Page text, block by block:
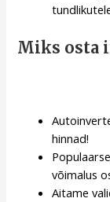
Miks osta
hinnad!
võimalus
Aitame